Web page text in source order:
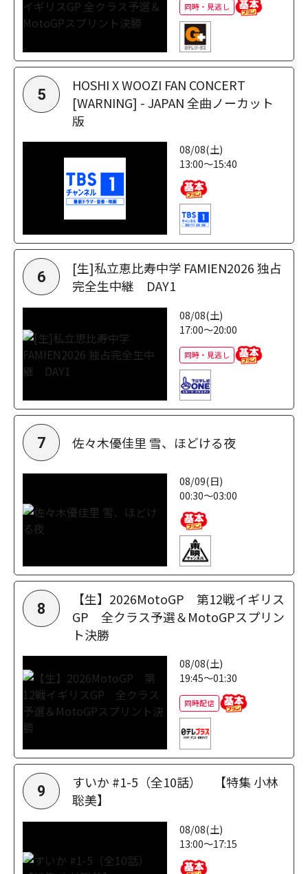
同時・見逃し
5
HOSHI X WOOZI FAN CONCERT
[WARNING] - JAPAN 全曲ノーカット
版
08/08(土)
13:00～15:40
6
[生]私立恵比寿中学 FAMIEN2026 独占
完全生中継 DAY1
08/08(土)
17:00～20:00
同時・見逃し
7 佐々木優佳里 雪、ほどける夜
08/09(日)
00:30～03:00
8
【生】2026MotoGP 第12戦イギリス
GP 全クラス予選＆MotoGPスプリン
ト決勝
08/08(土)
19:45～01:30
同時配信
9
すいか #1-5（全10話） 【特集 小林
聡美】
08/08(土)
13:00～17:15